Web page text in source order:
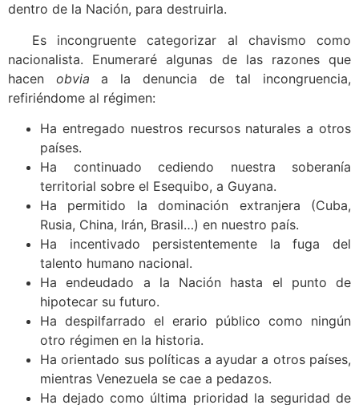
dentro de la Nación, para destruirla.
Es incongruente categorizar al chavismo como
nacionalista. Enumeraré algunas de las razones que
hacen obvia a la denuncia de tal incongruencia,
refiriéndome al régimen:
Ha entregado nuestros recursos naturales a otros
países.
Ha continuado cediendo nuestra soberanía
territorial sobre el Esequibo, a Guyana.
Ha permitido la dominación extranjera (Cuba,
Rusia, China, Irán, Brasil…) en nuestro país.
Ha incentivado persistentemente la fuga del
talento humano nacional.
Ha endeudado a la Nación hasta el punto de
hipotecar su futuro.
Ha despilfarrado el erario público como ningún
otro régimen en la historia.
Ha orientado sus políticas a ayudar a otros países,
mientras Venezuela se cae a pedazos.
Ha dejado como última prioridad la seguridad de